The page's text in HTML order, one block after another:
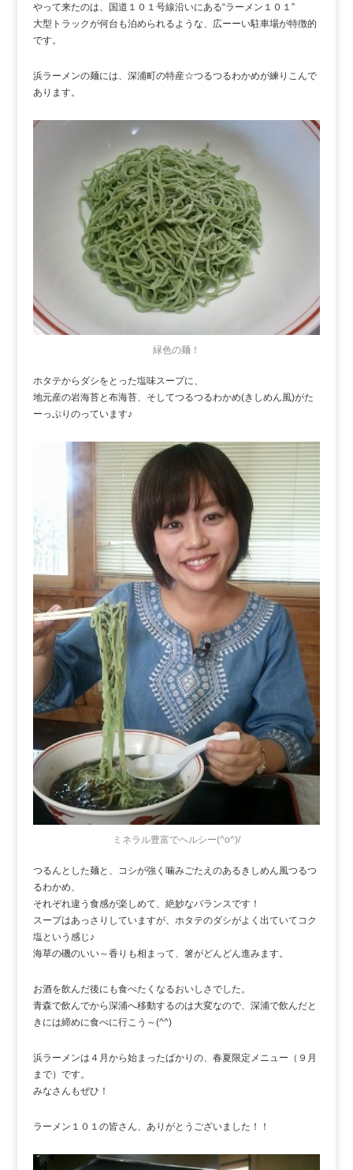
やって来たのは、国道１０１号線沿いにある“ラーメン１０１”
大型トラックが何台も泊められるような、広ーーい駐車場が特徴的
です。
浜ラーメンの麺には、深浦町の特産☆つるつるわかめが練りこんで
あります。
緑色の麺！
ホタテからダシをとった塩味スープに、
地元産の岩海苔と布海苔、そしてつるつるわかめ(きしめん風)がた
ーっぷりのっています♪
ミネラル豊富でヘルシー(^o^)/
つるんとした麺と、コシが強く噛みごたえのあるきしめん風つるつ
るわかめ、
それぞれ違う食感が楽しめて、絶妙なバランスです！
スープはあっさりしていますが、ホタテのダシがよく出ていてコク
塩という感じ♪
海草の磯のいい～香りも相まって、箸がどんどん進みます。
お酒を飲んだ後にも食べたくなるおいしさでした。
青森で飲んでから深浦へ移動するのは大変なので、深浦で飲んだと
きには締めに食べに行こう～(^^)
浜ラーメンは４月から始まったばかりの、春夏限定メニュー（９月
まで）です。
みなさんもぜひ！
ラーメン１０１の皆さん、ありがとうございました！！